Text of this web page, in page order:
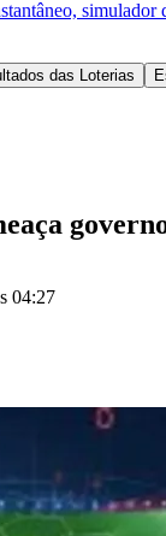
Jardim dos Altos
Jardim PaulistaJardim
Vila Porto
simulador
das Loterias
04:27